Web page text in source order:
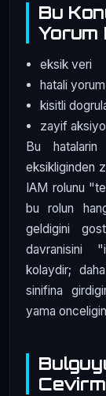
Bu
Yorum
eksik veri
hatali yorum
kisitli
zayif
Bu
eksikliginden
IAM rolunu
bu rolun
geldigini
davranisini
kolaydir;
sinifina
yama